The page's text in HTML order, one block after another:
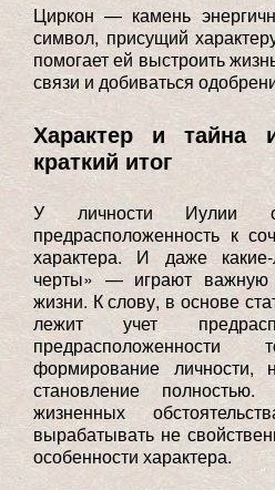
Циркон — камень
символ, присущий
помогает ей выстроить
связи и добиваться
Характер и
краткий итог
У личности Иулии
предрасположенность к
характера. И даже какие-
черты» — играют важную
жизни. К слову, в основе
лежит учет
предрасположенности
формирование
становление
жизненных
вырабатывать не
особенности характера.